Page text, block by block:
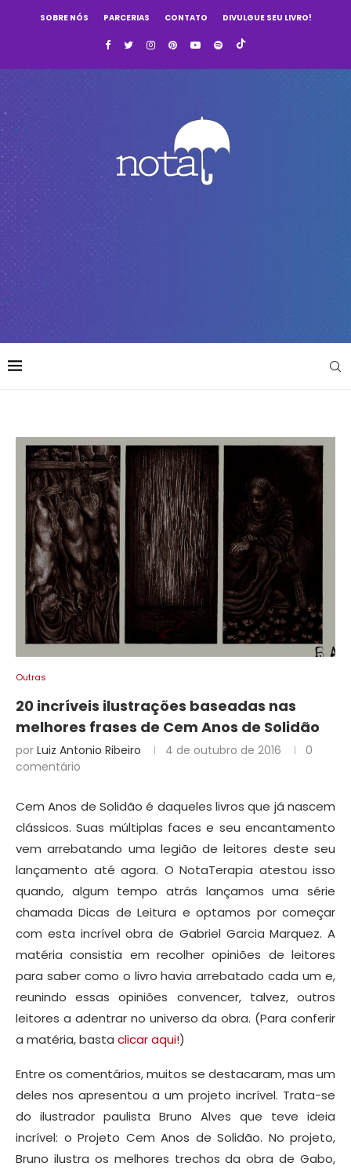
SOBRE NÓS PARCERIAS CONTATO DIVULGUE SEU LIVRO!
Outras
20 incríveis ilustrações baseadas nas
melhores frases de Cem Anos de Solidão
por Luiz Antonio Ribeiro 4 de outubro de 2016
0
comentário
Cem Anos de Solidão é daqueles livros que já nascem
clássicos. Suas múltiplas faces e seu encantamento
vem arrebatando uma legião de leitores deste seu
lançamento até agora. O NotaTerapia atestou isso
quando, algum tempo atrás lançamos uma série
chamada Dicas de Leitura e optamos por começar
com esta incrível obra de Gabriel Garcia Marquez. A
matéria consistia em recolher opiniões de leitores
para saber como o livro havia arrebatado cada um e,
reunindo essas opiniões convencer, talvez, outros
leitores a adentrar no universo da obra. (Para conferir
a matéria, basta clicar aqui!)
Entre os comentários, muitos se destacaram, mas um
deles nos apresentou a um projeto incrível. Trata-se
do ilustrador paulista Bruno Alves que teve ideia
incrível: o Projeto Cem Anos de Solidão. No projeto,
Bruno ilustra os melhores trechos da obra de Gabo,